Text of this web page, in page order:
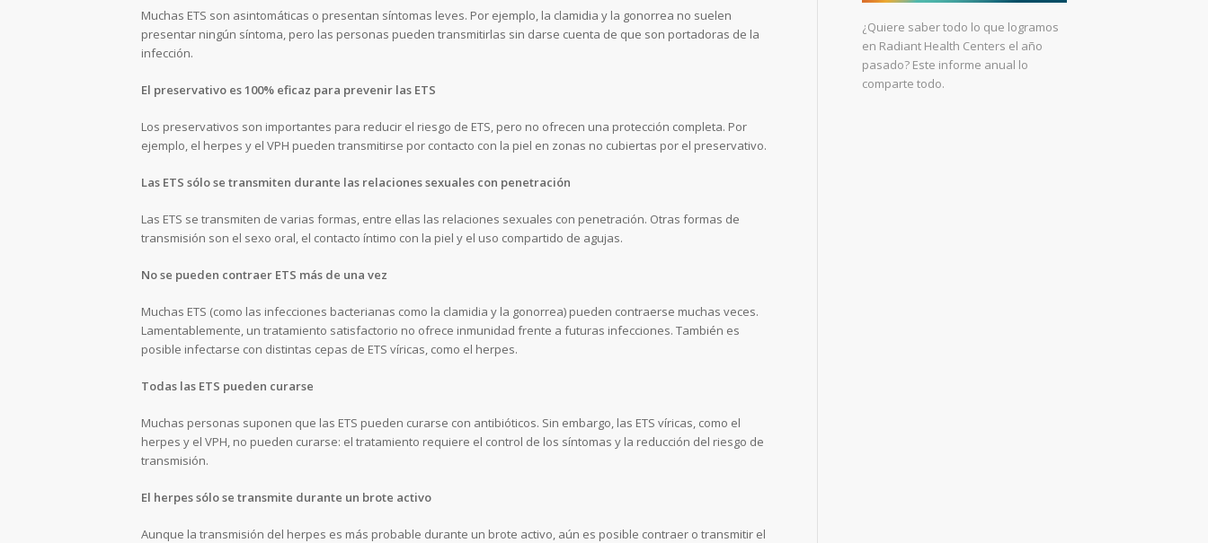
Muchas ETS son asintomáticas o presentan síntomas leves. Por ejemplo, la clamidia y la gonorrea no suelen
presentar ningún síntoma, pero las personas pueden transmitirlas sin darse cuenta de que son portadoras de la
infección.
El preservativo es 100% eficaz para prevenir las ETS
Los preservativos son importantes para reducir el riesgo de ETS, pero no ofrecen una protección completa. Por
ejemplo, el herpes y el VPH pueden transmitirse por contacto con la piel en zonas no cubiertas por el preservativo.
Las ETS sólo se transmiten durante las relaciones sexuales con penetración
Las ETS se transmiten de varias formas, entre ellas las relaciones sexuales con penetración. Otras formas de
transmisión son el sexo oral, el contacto íntimo con la piel y el uso compartido de agujas.
No se pueden contraer ETS más de una vez
Muchas ETS (como las infecciones bacterianas como la clamidia y la gonorrea) pueden contraerse muchas veces.
Lamentablemente, un tratamiento satisfactorio no ofrece inmunidad frente a futuras infecciones. También es
posible infectarse con distintas cepas de ETS víricas, como el herpes.
Todas las ETS pueden curarse
Muchas personas suponen que las ETS pueden curarse con antibióticos. Sin embargo, las ETS víricas, como el
herpes y el VPH, no pueden curarse: el tratamiento requiere el control de los síntomas y la reducción del riesgo de
transmisión.
El herpes sólo se transmite durante un brote activo
Aunque la transmisión del herpes es más probable durante un brote activo, aún es posible contraer o transmitir el
¿Quiere saber todo lo que logramos
en Radiant Health Centers el año
pasado? Este informe anual lo
comparte todo.